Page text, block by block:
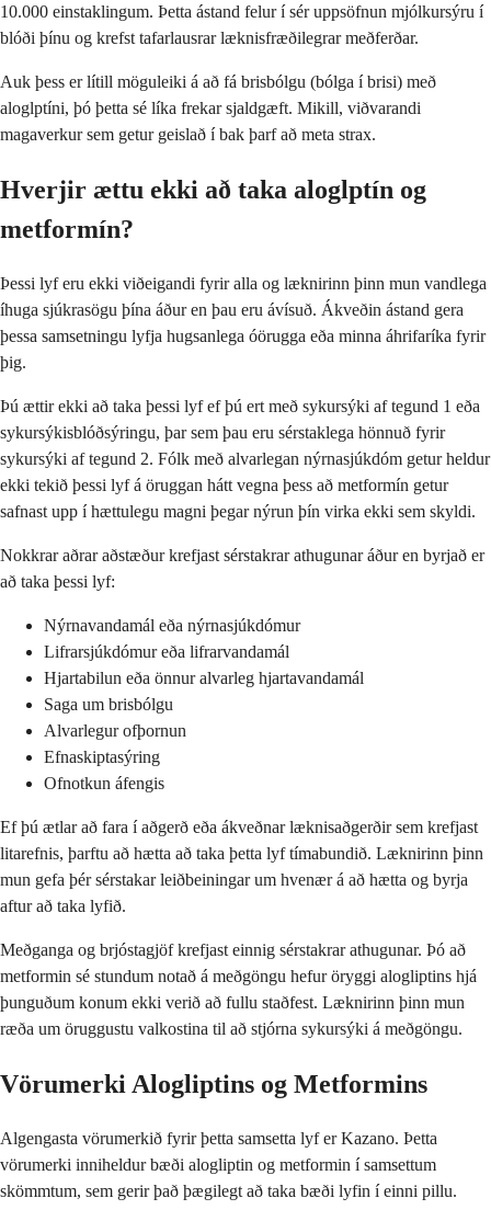
10.000 einstaklingum. Þetta ástand felur í sér uppsöfnun mjólkursýru í
blóði þínu og krefst tafarlausrar læknisfræðilegrar meðferðar.
Auk þess er lítill möguleiki á að fá brisbólgu (bólga í brisi) með
aloglptíni, þó þetta sé líka frekar sjaldgæft. Mikill, viðvarandi
magaverkur sem getur geislað í bak þarf að meta strax.
Hverjir ættu ekki að taka aloglptín og
metformín?
Þessi lyf eru ekki viðeigandi fyrir alla og læknirinn þinn mun vandlega
íhuga sjúkrasögu þína áður en þau eru ávísuð. Ákveðin ástand gera
þessa samsetningu lyfja hugsanlega óörugga eða minna áhrifaríka fyrir
þig.
Þú ættir ekki að taka þessi lyf ef þú ert með sykursýki af tegund 1 eða
sykursýkisblóðsýringu, þar sem þau eru sérstaklega hönnuð fyrir
sykursýki af tegund 2. Fólk með alvarlegan nýrnasjúkdóm getur heldur
ekki tekið þessi lyf á öruggan hátt vegna þess að metformín getur
safnast upp í hættulegu magni þegar nýrun þín virka ekki sem skyldi.
Nokkrar aðrar aðstæður krefjast sérstakrar athugunar áður en byrjað er
að taka þessi lyf:
Nýrnavandamál eða nýrnasjúkdómur
Lifrarsjúkdómur eða lifrarvandamál
Hjartabilun eða önnur alvarleg hjartavandamál
Saga um brisbólgu
Alvarlegur ofþornun
Efnaskiptasýring
Ofnotkun áfengis
Ef þú ætlar að fara í aðgerð eða ákveðnar læknisaðgerðir sem krefjast
litarefnis, þarftu að hætta að taka þetta lyf tímabundið. Læknirinn þinn
mun gefa þér sérstakar leiðbeiningar um hvenær á að hætta og byrja
aftur að taka lyfið.
Meðganga og brjóstagjöf krefjast einnig sérstakrar athugunar. Þó að
metformin sé stundum notað á meðgöngu hefur öryggi alogliptins hjá
þunguðum konum ekki verið að fullu staðfest. Læknirinn þinn mun
ræða um öruggustu valkostina til að stjórna sykursýki á meðgöngu.
Vörumerki Alogliptins og Metformins
Algengasta vörumerkið fyrir þetta samsetta lyf er Kazano. Þetta
vörumerki inniheldur bæði alogliptin og metformin í samsettum
skömmtum, sem gerir það þægilegt að taka bæði lyfin í einni pillu.